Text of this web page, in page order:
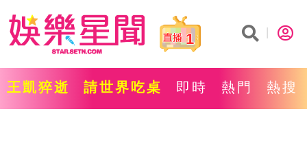
1
王凱猝逝 請世界吃桌 即時 熱門 熱搜